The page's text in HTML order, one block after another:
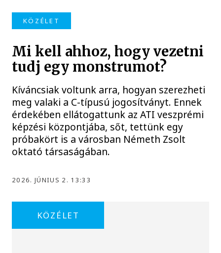
KÖZÉLET
Mi kell ahhoz, hogy vezetni
tudj egy monstrumot?
Kíváncsiak voltunk arra, hogyan szerezheti
meg valaki a C-típusú jogosítványt. Ennek
érdekében ellátogattunk az ATI veszprémi
képzési központjába, sőt, tettünk egy
próbakört is a városban Németh Zsolt
oktató társaságában.
2026. JÚNIUS 2. 13:33
KÖZÉLET